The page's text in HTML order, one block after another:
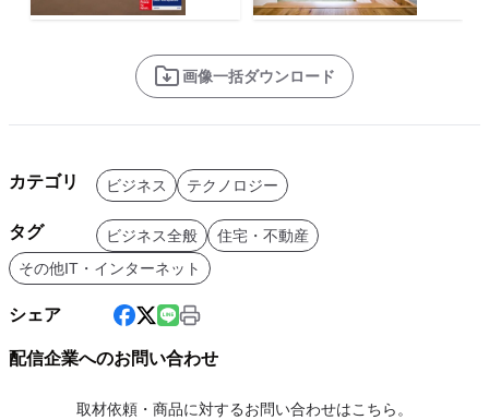
画像一括ダウンロード
カテゴリ ビジネス テクノロジー
タグ ビジネス全般
住宅・不動産
その他IT・インターネット
シェア
配信企業へのお問い合わせ
取材依頼・商品に対するお問い合わせはこちら。